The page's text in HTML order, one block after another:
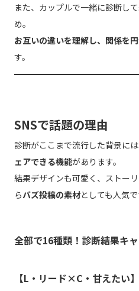
また、カップルで一緒に診断し
め。
お互いの違いを理解し、関係を
す。
SNSで話題の理由
診断がここまで流行した背景には
ェアできる機能があります。
結果デザインも可愛く、ストー
らバズ投稿の素材としても人気で
全部で16種類！診断結果キ
【L・リード×C・甘えたい